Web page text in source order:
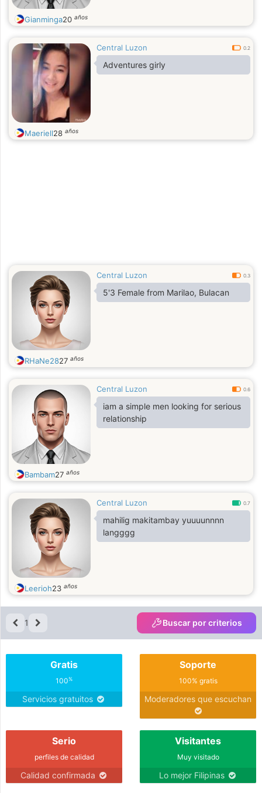
Gianminga20 años
Central Luzon 0.2
Adventures girly
Maeriell28 años
Central Luzon 0.3
5'3 Female from Marilao, Bulacan
RHaNe2827 años
Central Luzon 0.6
iam a simple men looking for serious
relationship
Bambam27 años
Central Luzon 0.7
mahilig makitambay yuuuunnnn
langggg
Leerioh23 años
1 Buscar por criterios
Gratis
100%
Servicios gratuitos
Soporte
100% gratis
Moderadores que escuchan
Serio
perfiles de calidad
Calidad confirmada
Visitantes
Muy visitado
Lo mejor Filipinas